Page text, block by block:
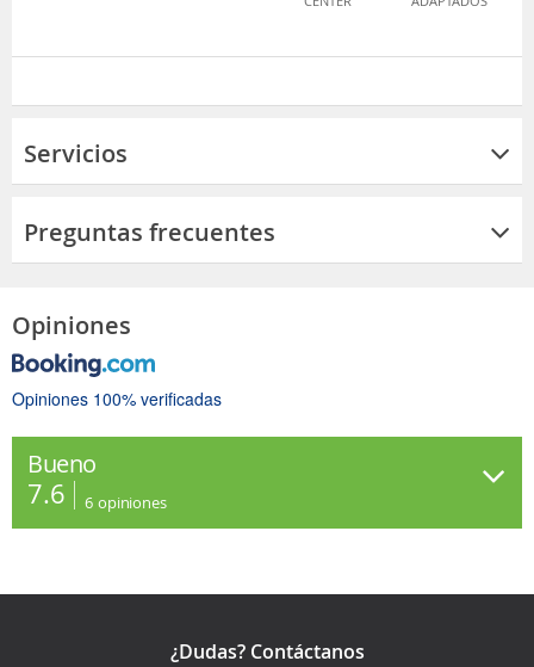
Servicios
Preguntas frecuentes
Opiniones
Opiniones 100% verificadas
Bueno
7.6 6 opiniones
¿Dudas? Contáctanos